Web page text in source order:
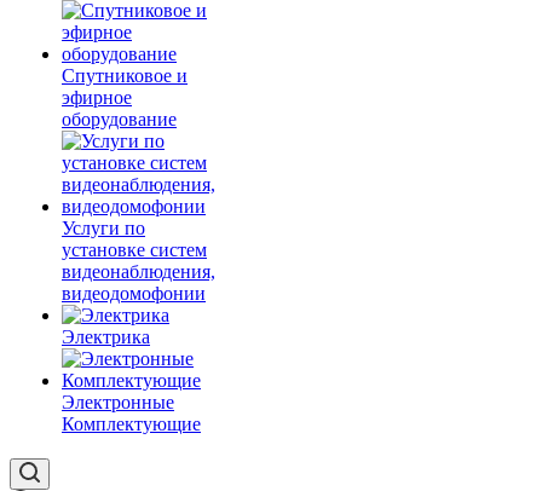
Спутниковое и
эфирное
оборудование
Услуги по
установке систем
видеонаблюдения,
видеодомофонии
Электрика
Электронные
Комплектующие